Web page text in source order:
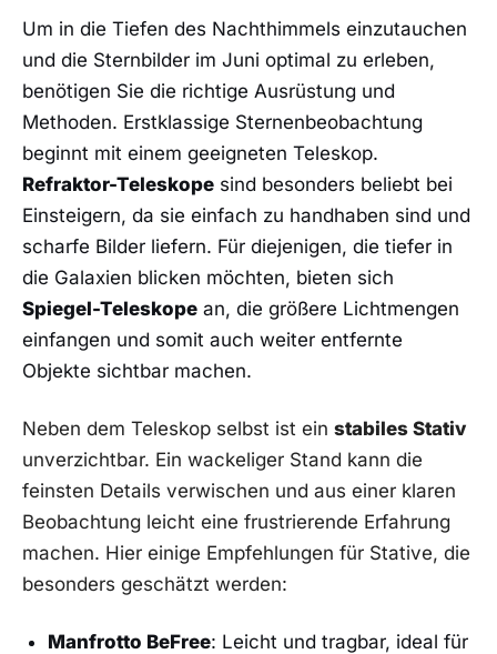
Um in die Tiefen des Nachthimmels einzutauchen
und die Sternbilder ⁢im Juni optimal zu erleben,
benötigen​ Sie ⁤die richtige⁤ Ausrüstung und
Methoden. ‍Erstklassige​ Sternenbeobachtung
beginnt mit einem geeigneten ‍Teleskop.⁣
Refraktor-Teleskope sind‌ besonders beliebt bei
Einsteigern, da ‌sie⁤ einfach⁤ zu handhaben sind ‌und
scharfe Bilder ⁢liefern. Für diejenigen, die tiefer in
die Galaxien blicken möchten, bieten sich
Spiegel-Teleskope an, die größere ⁣Lichtmengen‍
einfangen und somit auch weiter entfernte
Objekte‌ sichtbar machen.
Neben dem Teleskop selbst ist ein⁢ stabiles Stativ
unverzichtbar. Ein wackeliger Stand kann die
⁢feinsten Details verwischen und aus einer‍ klaren
Beobachtung leicht‌ eine frustrierende Erfahrung
machen. Hier ⁢einige Empfehlungen für Stative, die
besonders geschätzt werden:
Manfrotto BeFree:⁤ Leicht und tragbar, ideal für